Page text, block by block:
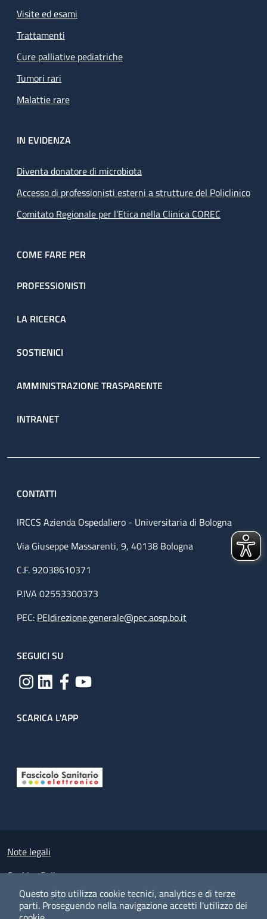
Questo sito utilizza cookie tecnici, analytics e di terze
parti. Proseguendo nella navigazione accetti l'utilizzo dei
Visite ed esami
Trattamenti
Cure palliative pediatriche
Tumori rari
Malattie rare
IN EVIDENZA
Diventa donatore di microbiota
Accesso di professionisti esterni a strutture del Policlinico
Comitato Regionale per l’Etica nella Clinica COREC
COME FARE PER
PROFESSIONISTI
LA RICERCA
SOSTIENICI
AMMINISTRAZIONE TRASPARENTE
INTRANET
CONTATTI
IRCCS Azienda Ospedaliero - Universitaria di Bologna
Via Giuseppe Massarenti, 9, 40138 Bologna
C.F. 92038610371
P.IVA 02553300373
PEC: PEIdirezione.generale@pec.aosp.bo.it
SEGUICI SU
SCARICA L'APP
Small prints
Note legali
Cookies Policy
Policy privacy e protezione del dato personale